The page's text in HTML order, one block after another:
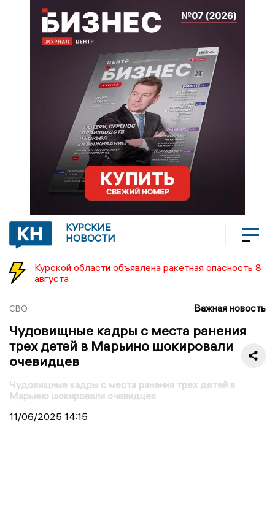
КУРСКИЕ
НОВОСТИ
Курской области объявлена ракетная опасность 8
августа
СВО Важная новость
Чудовищные кадры с места ранения
трех детей в Марьино шокировали
очевидцев
Чудовищные кадры с места ранения трех детей в
Марьино шокировали очевидцев
11/06/2025 14:15